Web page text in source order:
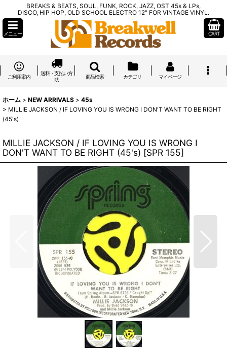
BREAKS & BEATS, SOUL, FUNK, ROCK, JAZZ, OST 45s & LPs,
DISCO, HIP HOP, OLD SCHOOL ELECTRO 12" FOR VINTAGE VINYL.
メニュー CART
ご利用案内
送料・支払い方
法
商品検索 カテゴリ マイページ
ホーム > NEW ARRIVALS > 45s
> MILLIE JACKSON / IF LOVING YOU IS WRONG I DON'T WANT TO BE RIGHT
(45's)
MILLIE JACKSON / IF LOVING YOU IS WRONG I
DON'T WANT TO BE RIGHT (45's) [SPR 155]